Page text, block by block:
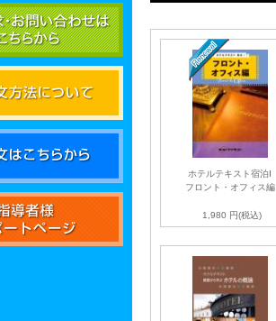
ホテルテキスト宿泊Ⅰ
フロント・オフィス編
1,980 円(税込)